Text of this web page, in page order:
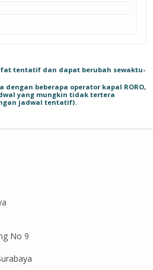
tentatif dan dapat berubah sewaktu-
dengan beberapa operator kapal RORO,
yang mungkin tidak tertera
jadwal tentatif).
No 9